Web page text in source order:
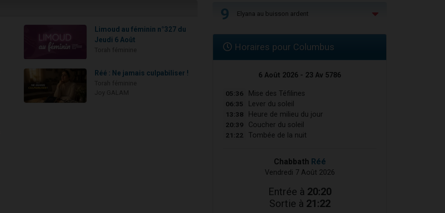
Limoud au féminin n°327 du
Jeudi 6 Août
Réé : Ne jamais culpabiliser !
9 Elyana au buisson ardent
Horaires pour Columbus
6 Août 2026 - 23 Av 5786
05:36 Mise des Téfilines
06:35 Lever du soleil
13:38 Heure de milieu du jour
20:39 Coucher du soleil
21:22 Tombée de la nuit
Chabbath Réé
Vendredi 7 Août 2026
Entrée à 20:20
Sortie à 21:22